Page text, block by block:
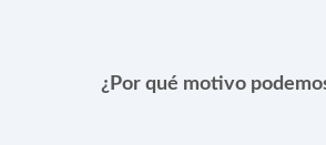
¿Por qué motivo